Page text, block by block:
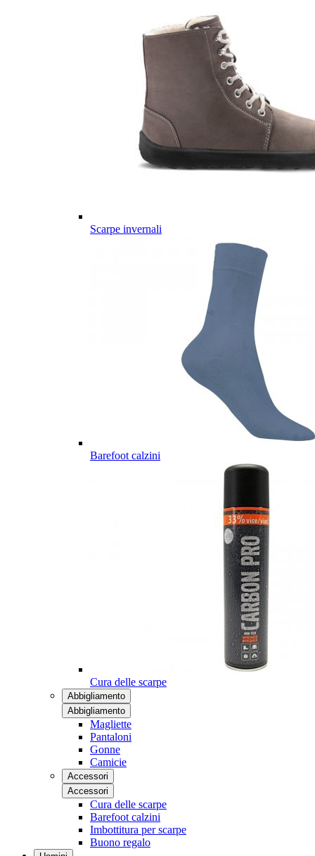
Scarpe invernali
Barefoot calzini
Cura delle scarpe
Abbigliamento
Abbigliamento
Magliette
Pantaloni
Gonne
Camicie
Accessori
Accessori
Cura delle scarpe
Barefoot calzini
Imbottitura per scarpe
Buono regalo